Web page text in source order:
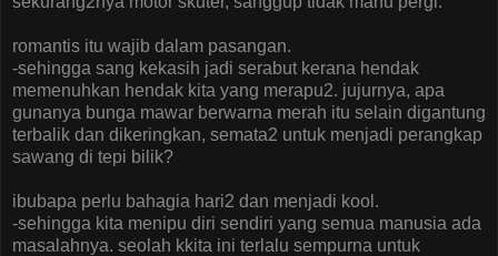
romantis itu wajib dalam pasangan.
-sehingga sang kekasih jadi serabut kerana hendak
memenuhkan hendak kita yang merapu2. jujurnya, apa
gunanya bunga mawar berwarna merah itu selain digantung
terbalik dan dikeringkan, semata2 untuk menjadi perangkap
sawang di tepi bilik?
ibubapa perlu bahagia hari2 dan menjadi kool.
-sehingga kita menipu diri sendiri yang semua manusia ada
masalahnya. seolah kkita ini terlalu sempurna untuk